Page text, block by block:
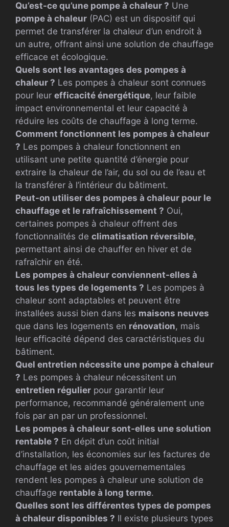
Qu’est-ce qu’une pompe à chaleur ? Une
pompe à chaleur (PAC) est un dispositif qui
permet de transférer la chaleur d’un endroit à
un autre, offrant ainsi une solution de chauffage
efficace et écologique.
Quels sont les avantages des pompes à
chaleur ? Les pompes à chaleur sont connues
pour leur efficacité énergétique, leur faible
impact environnemental et leur capacité à
réduire les coûts de chauffage à long terme.
Comment fonctionnent les pompes à chaleur
? Les pompes à chaleur fonctionnent en
utilisant une petite quantité d’énergie pour
extraire la chaleur de l’air, du sol ou de l’eau et
la transférer à l’intérieur du bâtiment.
Peut-on utiliser des pompes à chaleur pour le
chauffage et le rafraîchissement ? Oui,
certaines pompes à chaleur offrent des
fonctionnalités de climatisation réversible,
permettant ainsi de chauffer en hiver et de
rafraîchir en été.
Les pompes à chaleur conviennent-elles à
tous les types de logements ? Les pompes à
chaleur sont adaptables et peuvent être
installées aussi bien dans les maisons neuves
que dans les logements en rénovation, mais
leur efficacité dépend des caractéristiques du
bâtiment.
Quel entretien nécessite une pompe à chaleur
? Les pompes à chaleur nécessitent un
entretien régulier pour garantir leur
performance, recommandé généralement une
fois par an par un professionnel.
Les pompes à chaleur sont-elles une solution
rentable ? En dépit d’un coût initial
d’installation, les économies sur les factures de
chauffage et les aides gouvernementales
rendent les pompes à chaleur une solution de
chauffage rentable à long terme.
Quelles sont les différentes types de pompes
à chaleur disponibles ? Il existe plusieurs types